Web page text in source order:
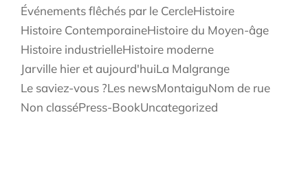
Événements flêchés par le CercleHistoire
Histoire ContemporaineHistoire du Moyen-âge
Histoire industrielleHistoire moderne
Jarville hier et aujourd'huiLa Malgrange
Le saviez-vous ?Les newsMontaiguNom de rue
Non classéPress-BookUncategorized